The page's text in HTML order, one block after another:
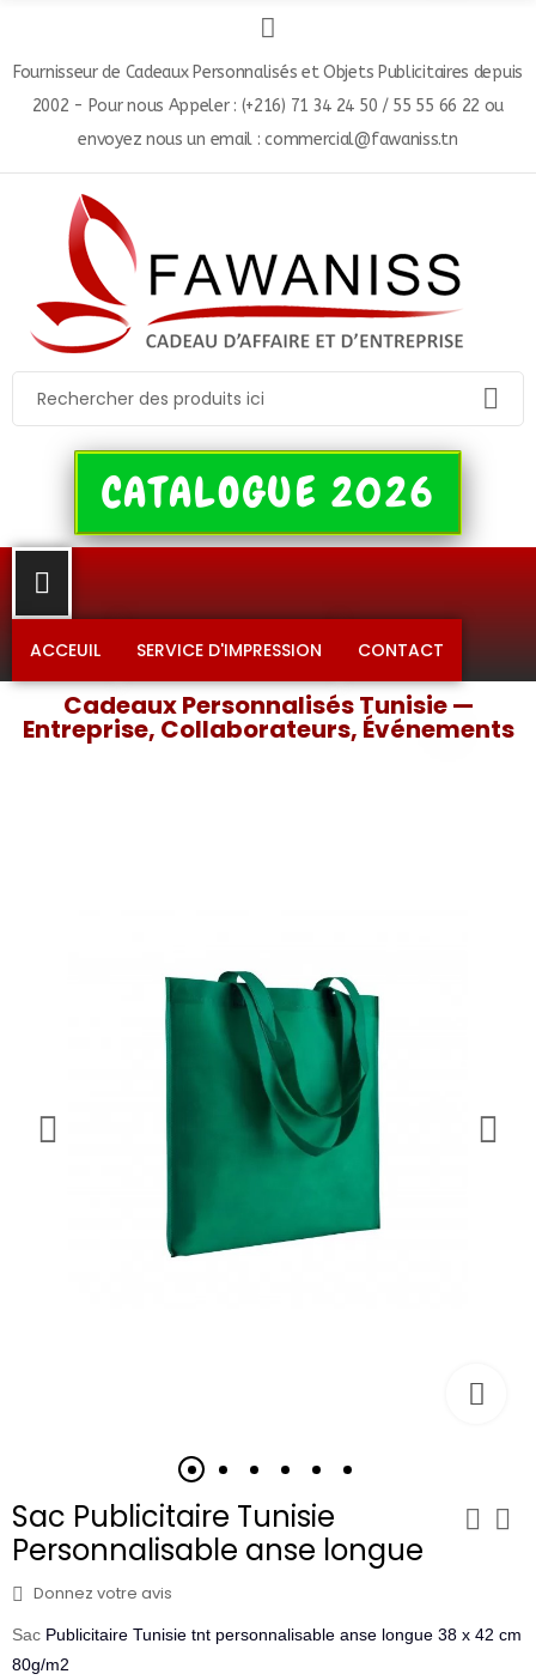
Fournisseur de Cadeaux Personnalisés et Objets Publicitaires depuis
2002 - Pour nous Appeler : (+216) 71 34 24 50 / 55 55 66 22 ou
envoyez nous un email : commercial@fawaniss.tn
CATALOGUE 2026
ACCEUIL SERVICE D'IMPRESSION CONTACT
Cadeaux Personnalisés Tunisie —
Entreprise, Collaborateurs, Événements
Sac Publicitaire Tunisie
Personnalisable anse longue
Donnez votre avis
Sac Publicitaire Tunisie tnt personnalisable anse longue 38 x 42 cm
80g/m2